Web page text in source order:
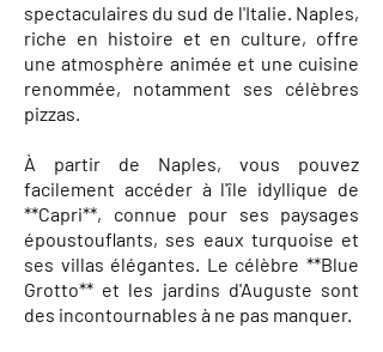
spectaculaires du sud de l'Italie. Naples,
riche en histoire et en culture, offre
une atmosphère animée et une cuisine
renommée, notamment ses célèbres
pizzas.
À partir de Naples, vous pouvez
facilement accéder à l'île idyllique de
**Capri**, connue pour ses paysages
époustouflants, ses eaux turquoise et
ses villas élégantes. Le célèbre **Blue
Grotto** et les jardins d'Auguste sont
des incontournables à ne pas manquer.